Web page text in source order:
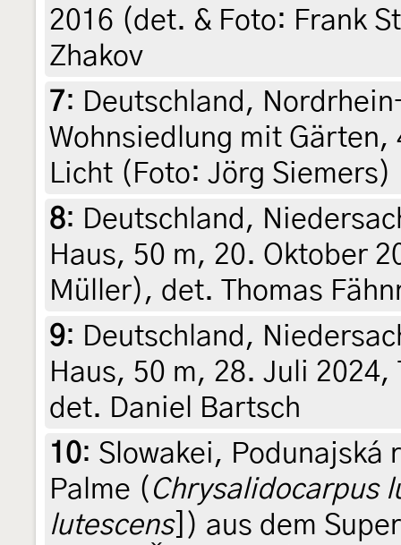
2016 (det. & Foto: Frank
Zhakov
7: Deutschland,
Wohnsiedlung mit Gärten,
Licht (Foto: Jörg Siemers)
8: Deutschland,
Haus, 50 m, 20. Oktober
Müller), det. Thomas
9: Deutschland,
Haus, 50 m, 28. Juli
det. Daniel Bartsch
10: Slowakei, Podunajská
Palme ( Chrysalidocarpus
lutescens]) aus dem